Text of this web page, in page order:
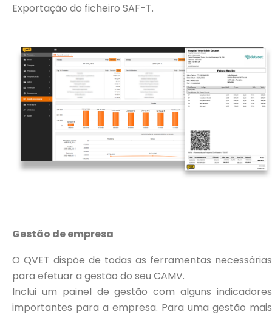
Exportação do ficheiro SAF-T.
Gestão de empresa
O QVET dispõe de todas as ferramentas necessárias
para efetuar a gestão do seu CAMV.
Inclui um painel de gestão com alguns indicadores
importantes para a empresa. Para uma gestão mais